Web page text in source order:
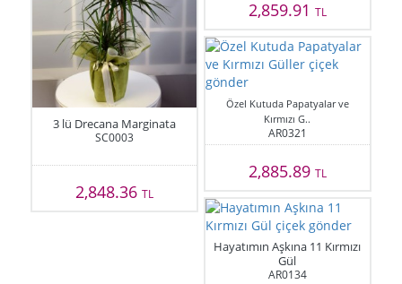
3 lü Drecana Marginata
SC0003
2,848.36TL
2,859.91 TL
Özel Kutuda Papatyalar ve
Kırmızı G..
AR0321
2,885.89 TL
Hayatımın Aşkına 11 Kırmızı
Gül
AR0134